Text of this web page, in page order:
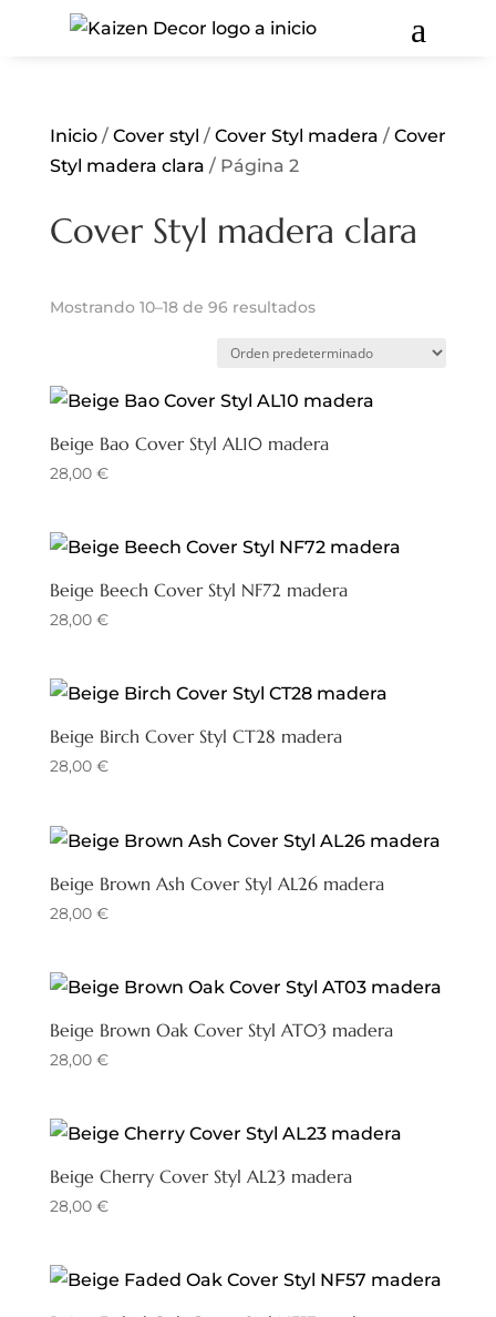
a
Inicio/ Cover styl / Cover Styl madera / Cover
Styl madera clara / Página 2
Cover Styl madera clara
Mostrando 10–18 de 96 resultados
Beige Bao Cover Styl AL10 madera
28,00 €
Beige Beech Cover Styl NF72 madera
28,00 €
Beige Birch Cover Styl CT28 madera
28,00 €
Beige Brown Ash Cover Styl AL26 madera
28,00 €
Beige Brown Oak Cover Styl AT03 madera
28,00 €
Beige Cherry Cover Styl AL23 madera
28,00 €